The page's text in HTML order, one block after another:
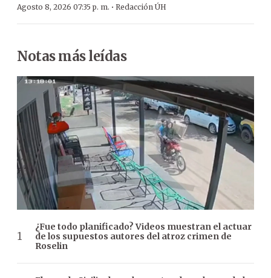
Agosto 8, 2026 07:35 p. m. · Redacción ÚH
Notas más leídas
¿Fue todo planificado? Videos muestran el actuar
de los supuestos autores del atroz crimen de
Roselin